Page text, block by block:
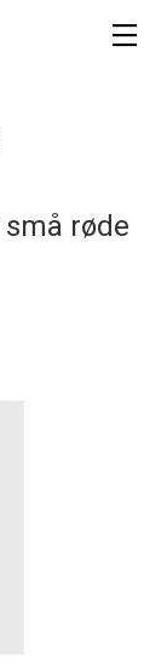
små røde